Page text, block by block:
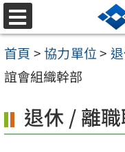
跳
至
主
要
容
選
單
首頁 >協力單位>
誼會組織幹部
退休 / 離